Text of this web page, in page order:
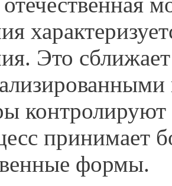
Это
принимает
формы.